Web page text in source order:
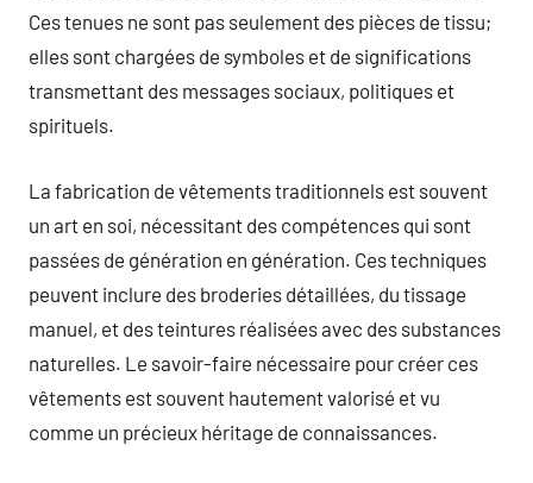
Ces tenues ne sont pas seulement des pièces de tissu;
elles sont chargées de symboles et de significations
transmettant des messages sociaux, politiques et
spirituels.
La fabrication de vêtements traditionnels est souvent
un art en soi, nécessitant des compétences qui sont
passées de génération en génération. Ces techniques
peuvent inclure des broderies détaillées, du tissage
manuel, et des teintures réalisées avec des substances
naturelles. Le savoir-faire nécessaire pour créer ces
vêtements est souvent hautement valorisé et vu
comme un précieux héritage de connaissances.